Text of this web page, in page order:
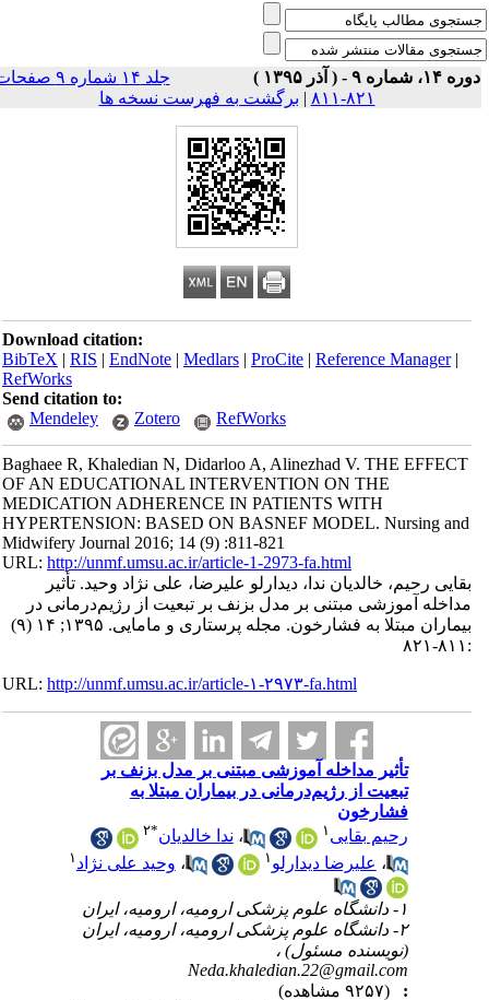
۱۴، شماره ۹ - ( آذر ۱۳۹۵ )
جلد ۱۴ شماره ۹ صفحات
۸۲۱-۸۱۱
| برگشت به فهرست نسخه ها
Download citation:
BibTeX|RIS|EndNote|Medlars|ProCite|Reference Manager
RefWorks
Send citation to:
Mendeley
Zotero RefWorks
Baghaee R, Khaledian N, Didarloo A, Alinezhad V. THE EFFECT
OF AN EDUCATIONAL INTERVENTION ON THE
MEDICATION ADHERENCE IN PATIENTS WITH
HYPERTENSION: BASED ON BASNEF MODEL. Nursing and
Midwifery Journal 2016; 14 (9) :811-821
URL:http://unmf.umsu.ac.ir/article-1-2973-fa.html
بقایی رحیم، خالدیان ندا، دیدارلو علیرضا، علی نژاد وحید. تأثیر
مداخله آموزشی مبتنی بر مدل بزنف بر تبعیت از رژیم‌درمانی در
بیماران مبتلا به فشارخون. مجله پرستاری و مامایی. ۱۳۹۵; ۱۴ (۹)
URL:http://unmf.umsu.ac.ir/article-۱-۲۹۷۳-fa.html
تأثیر مداخله آموزشی مبتنی بر مدل بزنف بر
تبعیت از رژیم‌درمانی در بیماران مبتلا به
فشارخون
رحیم بقایی
،ندا خالدیان *۲
،علیرضا دیدارلو۱ ،وحید علی نژاد ۱
۲- دانشگاه علوم پزشکی ارومیه، ارومیه، ایران
(نویسنده مسئول) ،
Neda.khaledian.22@gmail.com